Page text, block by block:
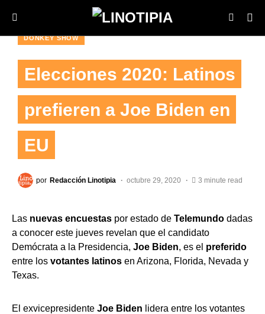
DONKEY SHOW
Elecciones 2020: Latinos
prefieren a Joe Biden en
EU
por Redacción Linotipia octubre 29, 2020 3 minute read
Las nuevas encuestas por estado de Telemundo dadas
a conocer este jueves revelan que el candidato
Demócrata a la Presidencia, Joe Biden, es el preferido
entre los votantes latinos en Arizona, Florida, Nevada y
Texas.
El exvicepresidente Joe Biden lidera entre los votantes